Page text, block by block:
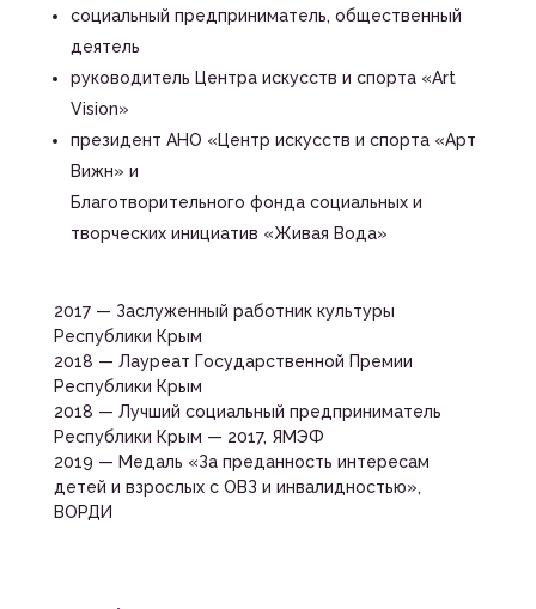
социальный предприниматель, общественный
деятель
руководитель Центра искусств и спорта «Art
Vision»
президент АНО «Центр искусств и спорта «Арт
Вижн» и
Благотворительного фонда социальных и
творческих инициатив «Живая Вода»
2017 — Заслуженный работник культуры
Республики Крым
2018 — Лауреат Государственной Премии
Республики Крым
2018 — Лучший социальный предприниматель
Республики Крым — 2017, ЯМЭФ
2019 — Медаль «За преданность интересам
детей и взрослых с ОВЗ и инвалидностью»,
ВОРДИ